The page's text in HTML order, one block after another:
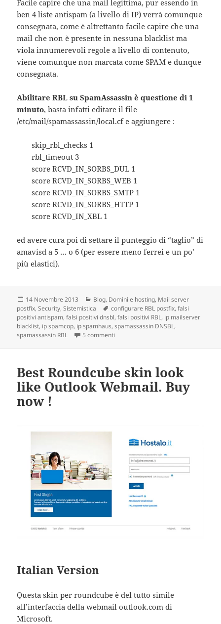
Facile capire che una mail legittima, pur essendo in
ben 4 liste antispam (a livello di IP) verrà comunque
consegnata, come è altrettanto facile capire che una
mail che non è presente in nessuna blacklist ma
viola innumerevoli regole a livello di contenuto,
viene comunque non marcata come SPAM e dunque
consegnata.
Abilitare RBL su SpamAssassin è questione di 1
minuto, basta infatti editare il file
/etc/mail/spamassassin/local.cf e aggiungere :
skip_rbl_checks 1
rbl_timeout 3
score RCVD_IN_SORBS_DUL 1
score RCVD_IN_SORBS_WEB 1
score RCVD_IN_SORBS_SMTP 1
score RCVD_IN_SORBS_HTTP 1
score RCVD_IN_XBL 1
ed avere cura poi di settare il punteggio di “taglio” di
amavisd a 5 … o 6 (per essere meno ferrei e un po’
più elastici).
Scritto
il
14 Novembre 2013 Categorie
Blog, Domini e hosting, Mail server
postfix,Security,Sistemistica Tag
configurare RBL postfix,falsi
positivi antispam,falsi positivi dnsbl,falsi positivi RBL, ip mailserver
blacklist, ip spamcop, ip spamhaus,spamassassin DNSBL,
spamassassin RBL
5 commenti
Best Roundcube skin look
like Outlook Webmail. Buy
now !
Italian Version
Questa skin per roundcube è del tutto simile
all’interfaccia della webmail outlook.com di
Microsoft.